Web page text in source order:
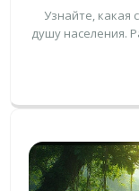
Узнайте, какая
душу населения.